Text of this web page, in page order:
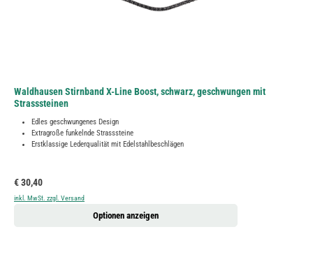
Waldhausen Stirnband X-Line Boost, schwarz, geschwungen mit
Strasssteinen
Edles geschwungenes Design
Extragroße funkelnde Strasssteine
Erstklassige Lederqualität mit Edelstahlbeschlägen
Regulärer Preis:
€ 30,40
inkl. MwSt. zzgl. Versand
Optionen anzeigen